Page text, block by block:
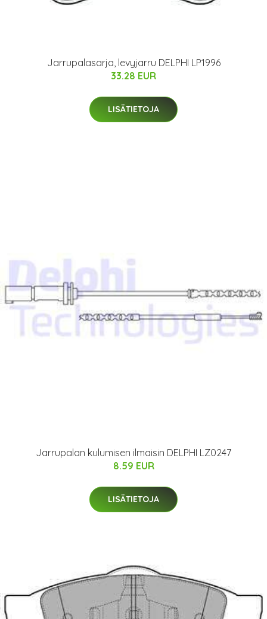
Jarrupalasarja, levyjarru DELPHI LP1996
33.28 EUR
LISÄTIETOJA
Jarrupalan kulumisen ilmaisin DELPHI LZ0247
8.59 EUR
LISÄTIETOJA